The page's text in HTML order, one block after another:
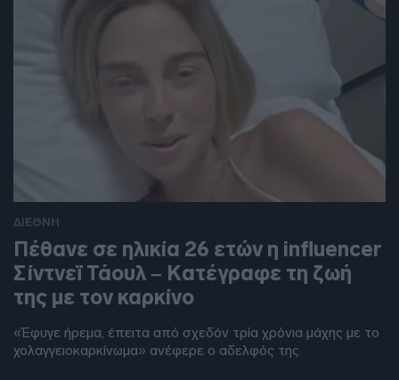
ΔΙΕΘΝΗ
Πέθανε σε ηλικία 26 ετών η influencer
Σίντνεϊ Τάουλ – Kατέγραφε τη ζωή
της με τον καρκίνο
«Έφυγε ήρεμα, έπειτα από σχεδόν τρία χρόνια μάχης με το
χολαγγειοκαρκίνωμα» ανέφερε ο αδελφός της